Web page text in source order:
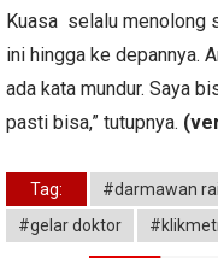
Kuasa selalu menolong
ini hingga ke depannya.
ada kata mundur. Saya
pasti bisa,” tutupnya.
Tag: #darmawan
#gelar doktor